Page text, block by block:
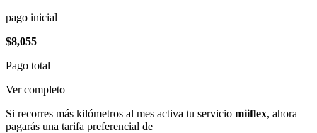
pago inicial
$8,055
Pago total
Ver completo
Si recorres más kilómetros al mes activa tu servicio miiflex, ahora
pagarás una tarifa preferencial de